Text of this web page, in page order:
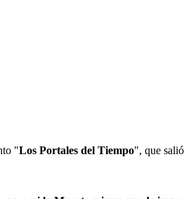
"Los Portales del Tiempo", que